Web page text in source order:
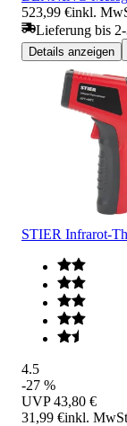
523,99 €inkl.
Lieferung bis
Details anzeigen
STIER Infrarot-
4.5
-27 %
UVP 43,80 €
31,99 €inkl.